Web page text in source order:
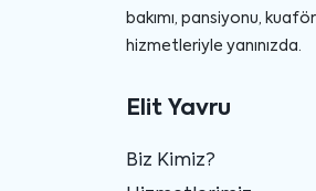
bakımı, pansiyonu,
hizmetleriyle yanınızda.
Elit Yavru
Biz Kimiz?